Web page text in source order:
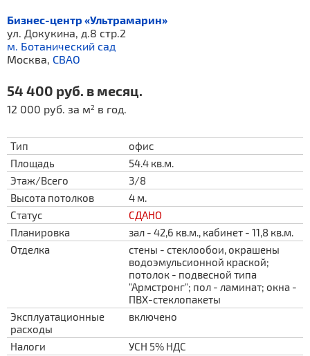
Бизнес-центр «Ультрамарин»
ул. Докукина, д.8 стр.2
м. Ботанический сад
Москва, СВАО
54 400 руб. в месяц.
12 000 руб. за м2 в год.
Тип
офис
Площадь
54.4 кв.м.
Этаж/Всего
3/8
Высота потолков
4 м.
Статус
СДАНО
Планировка
зал - 42,6 кв.м., кабинет - 11,8 кв.м.
Отделка
стены - стеклообои, окрашены
водоэмульсионной краской;
потолок - подвесной типа
"Армстронг"; пол - ламинат; окна -
ПВХ-стеклопакеты
Эксплуатационные
расходы
включено
Налоги
УСН 5% НДС